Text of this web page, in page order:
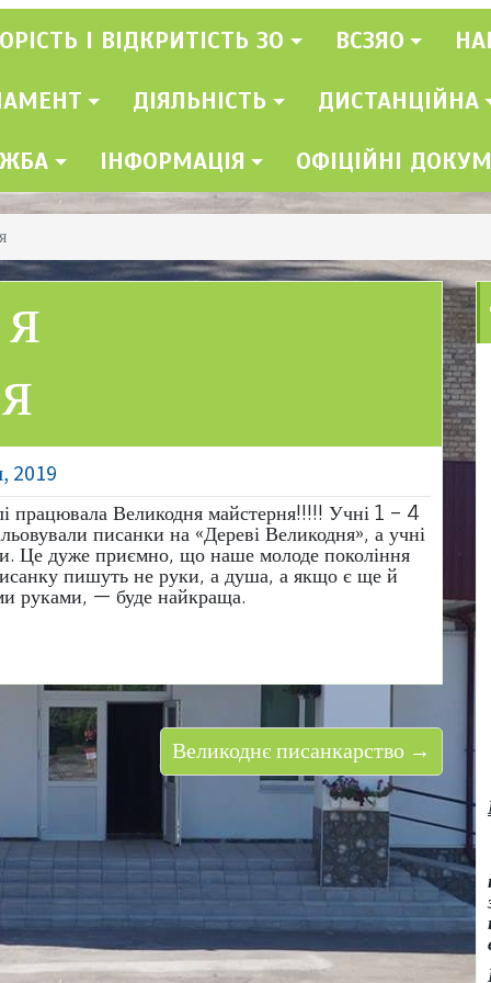
І ВІДКРИТІСТЬ ЗО ВСЗЯО
ДІЯЛЬНІСТЬ ДИСТАНЦІЙНА
ІНФОРМАЦІЯ ОФІЦІЙНІ
2019
працювала Великодня майстерня!!!!! Учні 1 – 4
писанки на «Дереві Великодня», а учні
Це дуже приємно, що наше молоде покоління
пишуть не руки, а душа, а якщо є ще й
руками, — буде найкраща.
Великоднє писанкарство →